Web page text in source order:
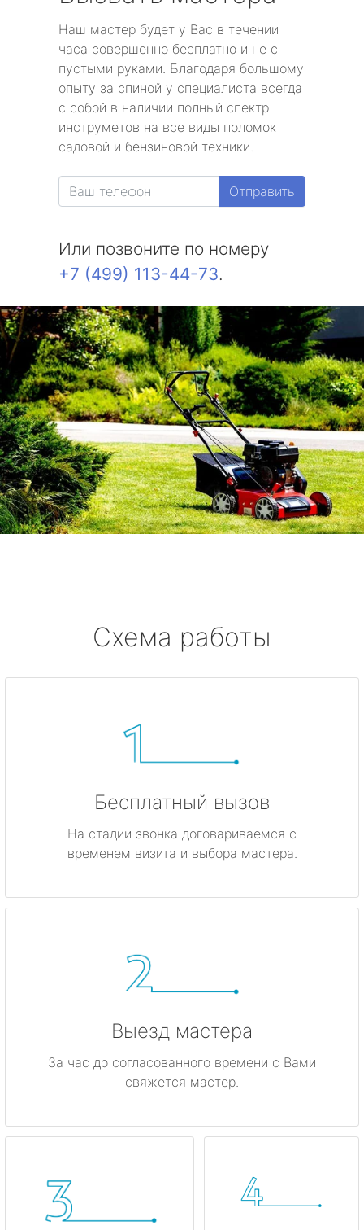
Наш мастер будет у Вас в течении
часа совершенно бесплатно и не с
пустыми руками. Благодаря большому
опыту за спиной у специалиста всегда
с собой в наличии полный спектр
инструметов на все виды поломок
садовой и бензиновой техники.
Отправить
Или позвоните по номеру
+7 (499) 113-44-73.
Схема работы
Бесплатный вызов
На стадии звонка договариваемся с
временем визита и выбора мастера.
Выезд мастера
За час до согласованного времени с Вами
свяжется мастер.